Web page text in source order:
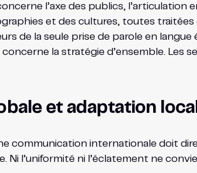
l’axe des publics, l’articulation
et des cultures, toutes traitées
de la seule prise de parole en langue
la stratégie d’ensemble. Les
et adaptation
communication internationale doit
Ni l’uniformité ni l’éclatement ne